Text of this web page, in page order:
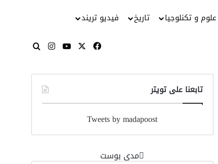
علوم و تكنلوجيا تاريخ فيديو تريند
فيسبوك
‫X
‫YouTube
انستقرامبحث عن
تابعنا على تويتر
Tweets by madapoost
‏مدى بوست‏